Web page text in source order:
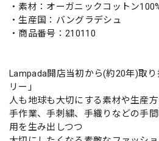
・素材：オーガニックコットン
・生産国：バングラデシュ
・商品番号：210110
Lampada開店当初から(約20年)取
リー」
人も地球も大切にする素材や生産
手作業、手刺繍、手織りなどの手
用を生み出しつつ